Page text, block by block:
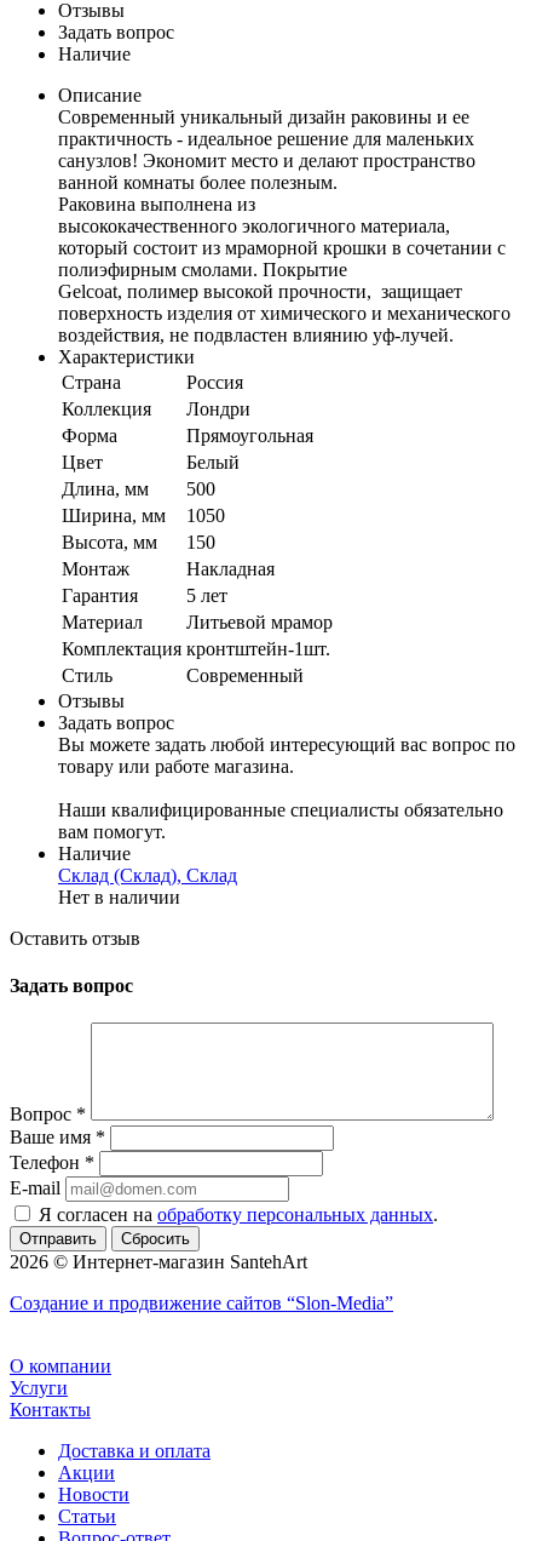
Отзывы
Задать вопрос
Наличие
Описание
Современный уникальный дизайн раковины и ее
практичность - идеальное решение для маленьких
санузлов! Экономит место и делают пространство
ванной комнаты более полезным.
Раковина выполнена из
высококачественного экологичного материала,
который состоит из мраморной крошки в сочетании с
полиэфирным смолами. Покрытие
Gelcoat, полимер высокой прочности, защищает
поверхность изделия от химического и механического
воздействия, не подвластен влиянию уф-лучей.
Характеристики
Страна
Россия
Коллекция
Лондри
Форма
Прямоугольная
Цвет
Белый
Длина, мм
500
Ширина, мм
1050
Высота, мм
150
Монтаж
Накладная
Гарантия
5 лет
Материал
Литьевой мрамор
Комплектация кронтштейн-1шт.
Стиль
Современный
Отзывы
Задать вопрос
Вы можете задать любой интересующий вас вопрос по
товару или работе магазина.
Наши квалифицированные специалисты обязательно
вам помогут.
Наличие
Склад (Склад), Склад
Нет в наличии
Оставить отзыв
Задать вопрос
Вопрос *
Ваше имя *
Телефон *
E-mail
Я согласен на обработку персональных данных.
Сбросить
2026 © Интернет-магазин SantehArt
Создание и продвижение сайтов “Slon-Media”
О компании
Услуги
Контакты
Доставка и оплата
Акции
Новости
Статьи